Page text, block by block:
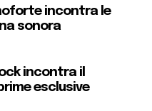
incontra le
sonora
incontra il
esclusive